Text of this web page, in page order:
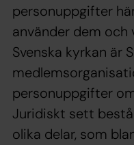
personuppgifter
använder dem
Svenska kyrkan är
personuppgifter
Juridiskt sett
olika delar, som